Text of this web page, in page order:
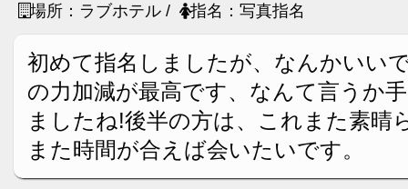
場所：ラブホテル /
指名：写真指名
初めて指名しましたが、なんかいい
の力加減が最高です、なんて言うか
ましたね!後半の方は、これまた素晴
また時間が合えば会いたいです。